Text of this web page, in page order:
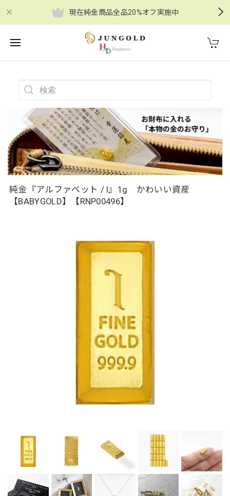
現在純金商品全品20%オフ実施中
純金『アルファベット / I』1g かわいい資産
【BABYGOLD】【RNP00496】